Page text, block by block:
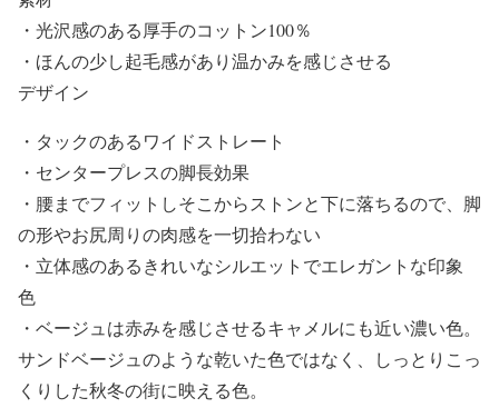
・光沢感のある厚手のコットン100％
・ほんの少し起毛感があり温かみを感じさせる
デザイン
・タックのあるワイドストレート
・センタープレスの脚長効果
・腰までフィットしそこからストンと下に落ちるので、脚
の形やお尻周りの肉感を一切拾わない
・立体感のあるきれいなシルエットでエレガントな印象
色
・ベージュは赤みを感じさせるキャメルにも近い濃い色。
サンドベージュのような乾いた色ではなく、しっとりこっ
くりした秋冬の街に映える色。